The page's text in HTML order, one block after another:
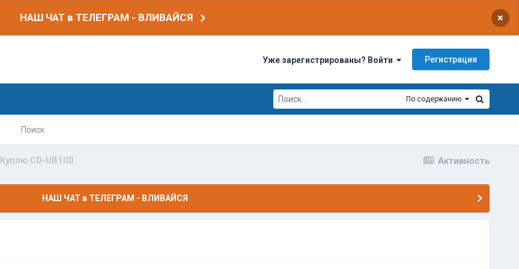
НАШ ЧАТ в ТЕЛЕГРАМ - ВЛИВАЙСЯ ×
Уже зарегистрированы? Войти Регистрация
Поиск
По содержанию
Активность
Куплю CD-UB100
НАШ ЧАТ в ТЕЛЕГРАМ - ВЛИВАЙСЯ